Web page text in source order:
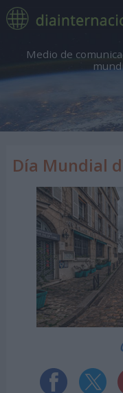
Medio de
Día Mundial